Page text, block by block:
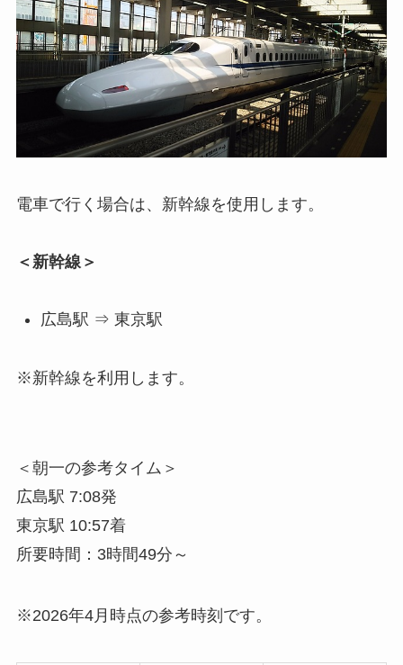
電車で行く場合は、新幹線を使用します。
＜新幹線＞
広島駅 ⇒ 東京駅
※新幹線を利用します。
＜朝一の参考タイム＞
広島駅 7:08発
東京駅 10:57着
所要時間：3時間49分～
※2026年4月時点の参考時刻です。